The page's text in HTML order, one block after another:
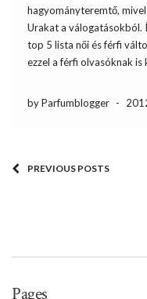
hagyományteremtő,
Urakat a válogatásokból.
top 5 lista női és férfi
ezzel a férfi olvasóknak
by Parfumblogger -
PREVIOUS POSTS
Pages